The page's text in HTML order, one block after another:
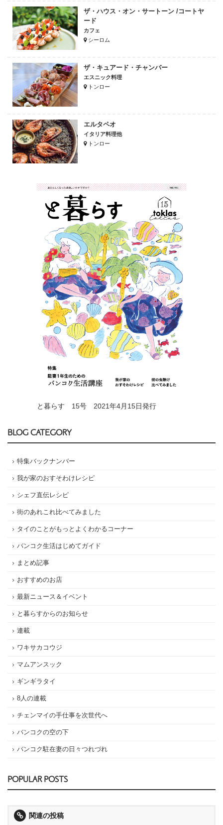
ザ・ハウス・オン・サートーン /コートヤ
ード
カフェ
シーロム
ザ・キュアード・チャンバー
エスニック料理
トンロー
エルタペオ
イタリア料理他
トンロー
と暮らす 15号 2021年4月15日発行
BLOG CATEGORY
特集バックナンバー
我が家のおすそわけレシピ
シェフ直伝レシピ
街のあれこれ比べてみました
タイのことがもっとよくわかるコーナー
バンコク生活はじめてガイド
まとめ記事
おすすめのお店
最新ニュース＆イベント
と暮らすからのお知らせ
連載
ワキサカコウジ
マムアンスック
ギンギラタイ
8人の連載
チェンマイの手仕事を次世代へ
バンコクの空の下
バンコク駐在妻の日々つれづれ
POPULAR POSTS
関連の投稿